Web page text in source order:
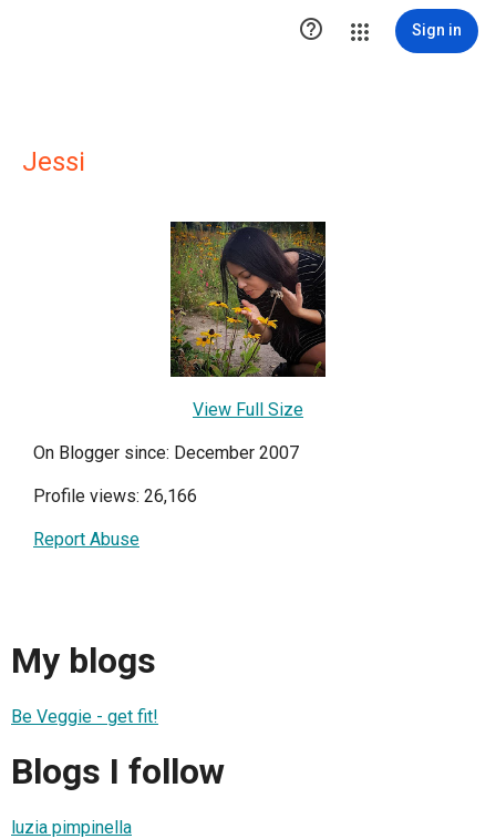
 Sign in
Jessi
View Full Size
On Blogger since: December 2007
Profile views: 26,166
Report Abuse
My blogs
Be Veggie - get fit!
Blogs I follow
luzia pimpinella